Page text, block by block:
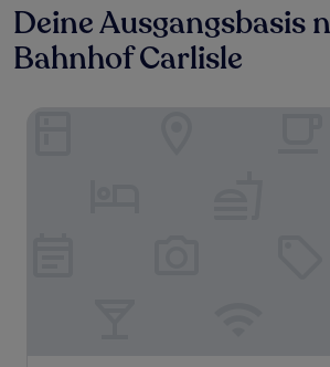
Deine Ausgangsbasis
Bahnhof Carlisle